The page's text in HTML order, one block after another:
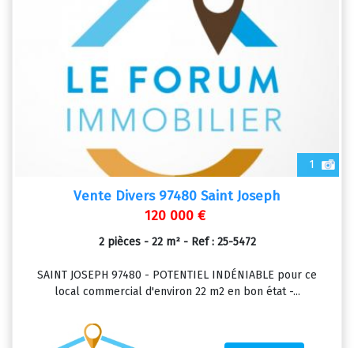
1
Vente Divers 97480 Saint Joseph
120 000 €
2 pièces - 22 m² - Ref : 25-5472
SAINT JOSEPH 97480 - POTENTIEL INDÉNIABLE pour ce
local commercial d'environ 22 m2 en bon état -...